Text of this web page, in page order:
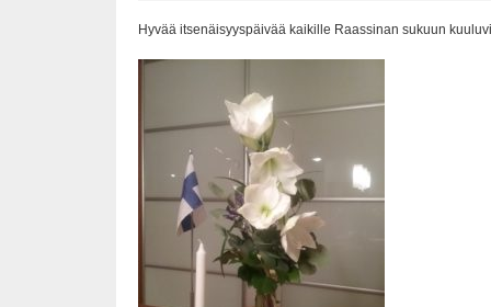
Hyvää itsenäisyyspäivää kaikille Raassinan sukuun